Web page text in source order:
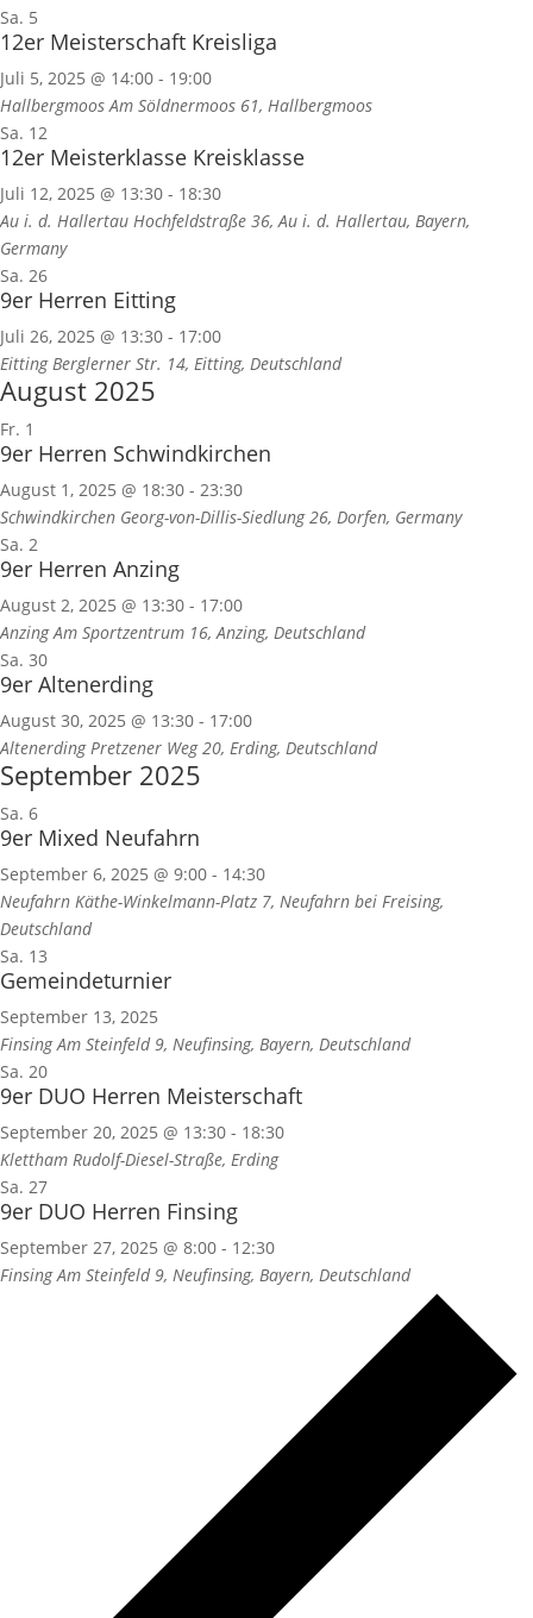
Sa. 5
12er Meisterschaft Kreisliga
Juli 5, 2025 @ 14:00 - 19:00
HallbergmoosAm Söldnermoos 61, Hallbergmoos
Sa. 12
12er Meisterklasse Kreisklasse
Juli 12, 2025 @ 13:30 - 18:30
Au i. d. Hallertau Hochfeldstraße 36, Au i. d. Hallertau, Bayern,
Germany
Sa. 26
9er Herren Eitting
Juli 26, 2025 @ 13:30 - 17:00
EittingBerglerner Str. 14, Eitting, Deutschland
August 2025
Fr. 1
9er Herren Schwindkirchen
August 1, 2025 @ 18:30 - 23:30
Schwindkirchen Georg-von-Dillis-Siedlung 26, Dorfen, Germany
Sa. 2
9er Herren Anzing
August 2, 2025 @ 13:30 - 17:00
AnzingAm Sportzentrum 16, Anzing, Deutschland
Sa. 30
9er Altenerding
August 30, 2025 @ 13:30 - 17:00
AltenerdingPretzener Weg 20, Erding, Deutschland
September 2025
Sa. 6
9er Mixed Neufahrn
September 6, 2025 @ 9:00 - 14:30
Neufahrn Käthe-Winkelmann-Platz 7, Neufahrn bei Freising,
Deutschland
Sa. 13
Gemeindeturnier
September 13, 2025
FinsingAm Steinfeld 9, Neufinsing, Bayern, Deutschland
Sa. 20
9er DUO Herren Meisterschaft
September 20, 2025 @ 13:30 - 18:30
Klettham Rudolf-Diesel-Straße, Erding
Sa. 27
9er DUO Herren Finsing
September 27, 2025 @ 8:00 - 12:30
FinsingAm Steinfeld 9, Neufinsing, Bayern, Deutschland